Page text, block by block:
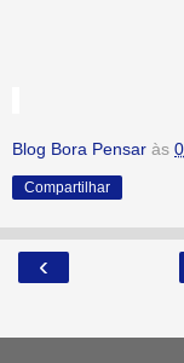
Blog Bora Pensar às
Compartilhar
‹